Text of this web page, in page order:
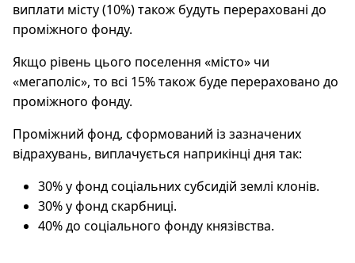
виплати місту (10%) також будуть перераховані до
проміжного фонду.
Якщо рівень цього поселення «місто» чи
«мегаполіс», то всі 15% також буде перераховано до
проміжного фонду.
Проміжний фонд, сформований із зазначених
відрахувань, виплачується наприкінці дня так:
30% у фонд соціальних субсидій землі клонів.
30% у фонд скарбниці.
40% до соціального фонду князівства.